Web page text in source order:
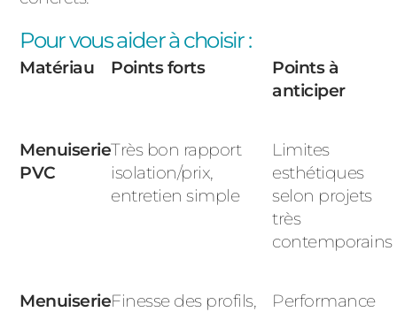
Pour vous aider à choisir :
Matériau Points forts
Points à
anticiper
Menuiserie
PVC
Très bon rapport
isolation/prix,
entretien simple
Limites
esthétiques
selon projets
très
contemporains
MenuiserieFinesse des profils,
Performance